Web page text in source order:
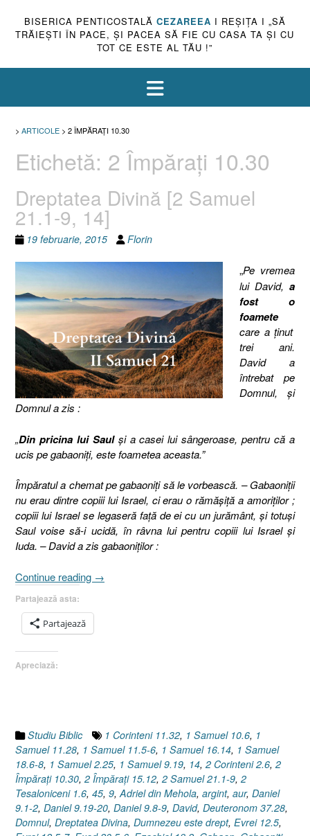
BISERICA PENTICOSTALĂ CEZAREEA I REŞIŢA I „SĂ
TRĂIEŞTI ÎN PACE, ŞI PACEA SĂ FIE CU CASA TA ŞI CU
TOT CE ESTE AL TĂU !”
> ARTICOLE > 2 ÎMPĂRAŢI 10.30
Etichetă: 2 Împăraţi 10.30
Dreptatea Divină [2 Samuel
21.1-9, 14]
19 februarie, 2015 Florin
„Pe vremea
lui David, a
fost o
foamete
care a ţinut
trei ani.
David a
întrebat pe
Domnul, şi
Domnul a zis :
„Din pricina lui Saulşi a casei lui sângeroase, pentru că a
ucis pe gabaoniţi, este foametea aceasta.”
Împăratul a chemat pe gabaoniţi să le vorbească. – Gabaoniţii
nu erau dintre copiii lui Israel, ci erau o rămăşiţă a amoriţilor ;
copiii lui Israel se legaseră faţă de ei cu un jurământ, şi totuşi
Saul voise să-i ucidă, în râvna lui pentru copiii lui Israel şi
Iuda. – David a zis gabaoniţilor :
Continue reading „Dreptatea
21.1-
→
Partajează asta:
Partajează
Apreciază:
Studiu Biblic 1 Corinteni 11.32, 1 Samuel 10.6, 1
Samuel 11.28, 1 Samuel 11.5-6, 1 Samuel 16.14, 1 Samuel
18.6-8, 1 Samuel 2.25, 1 Samuel 9.19, 14, 2 Corinteni 2.6, 2
Împăraţi 10.30, 2 Împăraţi 15.12, 2 Samuel 21.1-9, 2
Tesaloniceni 1.6, 45, 9, Adriel din Mehola, argint, aur, Daniel
9.1-2, Daniel 9.19-20, Daniel 9.8-9, David, Deuteronom 37.28,
Domnul, Dreptatea Divina, Dumnezeu este drept, Evrei 12.5,